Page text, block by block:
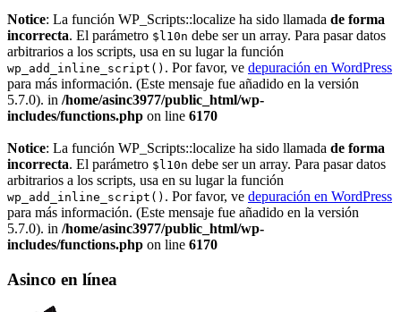
Notice: La función WP_Scripts::localize ha sido llamada de forma
incorrecta. El parámetro $l10n debe ser un array. Para pasar datos
arbitrarios a los scripts, usa en su lugar la función
wp_add_inline_script() . Por favor, ve depuración en WordPress
para más información. (Este mensaje fue añadido en la versión
5.7.0). in /home/asinc3977/public_html/wp-
includes/functions.php on line 6170
Notice: La función WP_Scripts::localize ha sido llamada de forma
incorrecta. El parámetro $l10n debe ser un array. Para pasar datos
arbitrarios a los scripts, usa en su lugar la función
wp_add_inline_script() . Por favor, ve depuración en WordPress
para más información. (Este mensaje fue añadido en la versión
5.7.0). in /home/asinc3977/public_html/wp-
includes/functions.php on line 6170
Asinco en línea